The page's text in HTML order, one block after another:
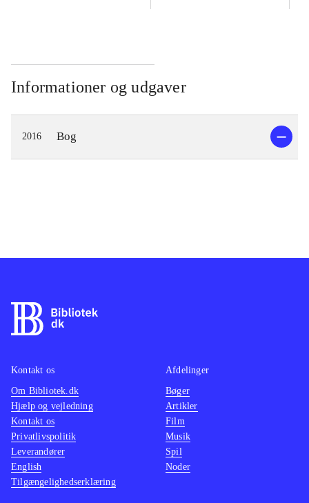
Informationer og udgaver
2016 Bog
Kontakt os
Om Bibliotek.dk
Hjælp og vejledning
Kontakt os
Privatlivspolitik
Leverandører
English
Tilgængelighedserklæring
Afdelinger
Bøger
Artikler
Film
Musik
Spil
Noder